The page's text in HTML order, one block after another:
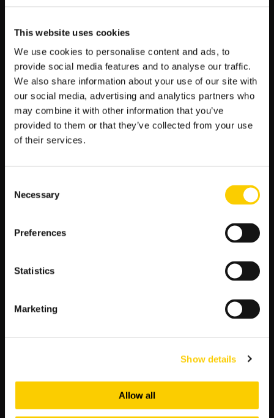
This website uses cookies
We use cookies to personalise content and ads, to
provide social media features and to analyse our traffic.
We also share information about your use of our site with
our social media, advertising and analytics partners who
may combine it with other information that you’ve
provided to them or that they’ve collected from your use
of their services.
Selection
Necessary
Preferences
Statistics
Marketing
Show details
Allow all
POPULARNE:
Mecze Polski
Mundial 2026 Terminarz Kursy
Liga Mistrzów Terminarz Kursy
Ekstraklasa Tabela Kursy Bukmacherskie
Bundesliga Tabela Kursy
Typy bukmacherskie na dziś — darmowe typy LV BET